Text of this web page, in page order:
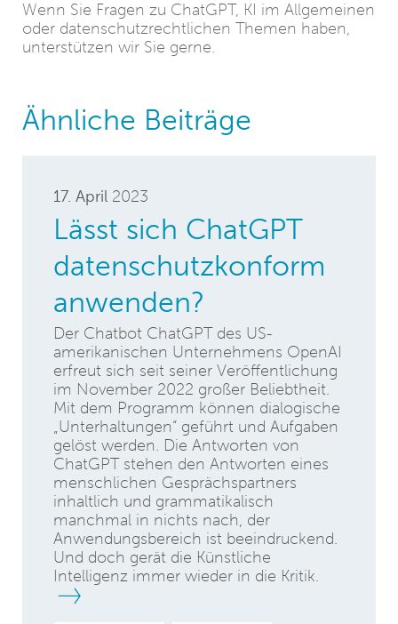
Wenn Sie Fragen zu ChatGPT, KI im Allgemeinen
oder datenschutzrechtlichen Themen haben,
unterstützen wir Sie gerne.
Ähnliche Beiträge
17. April 2023
Lässt sich ChatGPT
datenschutzkonform
anwenden?
Der Chatbot ChatGPT des US-
amerikanischen Unternehmens OpenAI
erfreut sich seit seiner Veröffentlichung
im November 2022 großer Beliebtheit.
Mit dem Programm können dialogische
„Unterhaltungen“ geführt und Aufgaben
gelöst werden. Die Antworten von
ChatGPT stehen den Antworten eines
menschlichen Gesprächspartners
inhaltlich und grammatikalisch
manchmal in nichts nach, der
Anwendungsbereich ist beeindruckend.
Und doch gerät die Künstliche
Intelligenz immer wieder in die Kritik.